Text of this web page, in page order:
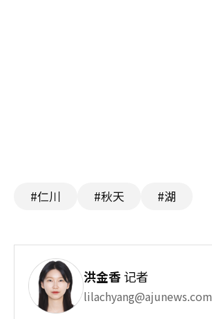
#仁川 #秋天 #湖
洪金香记者
lilachyang@ajunews.com